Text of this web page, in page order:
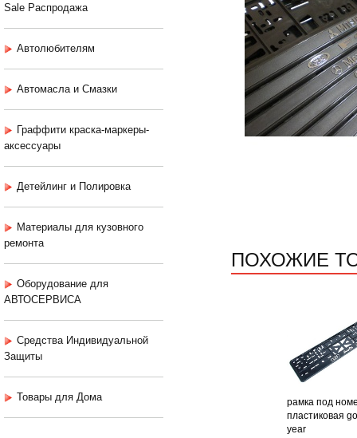
Sale Распродажа
Автолюбителям
Автомасла и Смазки
Граффити краска-маркеры-
аксессуары
Детейлинг и Полировка
Материалы для кузовного
ремонта
Оборудование для
АВТОСЕРВИСА
Средства Индивидуальной
Защиты
Товары для Дома
ПОХОЖИЕ
рамка под
пластиковая
year